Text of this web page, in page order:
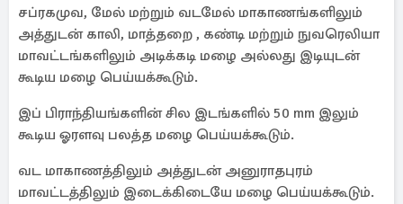
சப்ரகமுவ, மேல் மற்றும் வடமேல் மாகாணங்களிலும்
அத்துடன் காலி, மாத்தறை , கண்டி மற்றும் நுவரெலியா
மாவட்டங்களிலும் அடிக்கடி மழை அல்லது இடியுடன்
கூடிய மழை பெய்யக்கூடும்.
இப் பிராந்தியங்களின் சில இடங்களில் 50 mm இலும்
கூடிய ஓரளவு பலத்த மழை பெய்யக்கூடும்.
வட மாகாணத்திலும் அத்துடன் அனுராதபுரம்
மாவட்டத்திலும் இடைக்கிடையே மழை பெய்யக்கூடும்.